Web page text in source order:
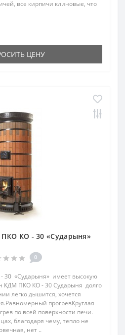
все кирпичи клиновые, что
ЦЕНУ
КО - 30 «Сударыня»
0
30 «Сударыня» имеет высокую
КДМ ПКО КО - 30 Сударыня долго
легко дышится, хочется
прогревКруглая
по всей поверхности печи.
благодаря чему, тепло не
нет ..